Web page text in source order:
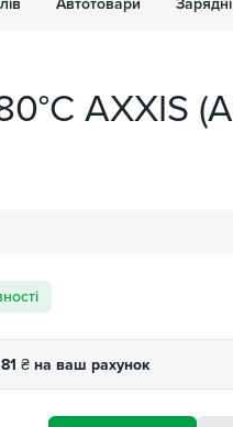
Автотовари
AXXIS
₴ на ваш рахунок